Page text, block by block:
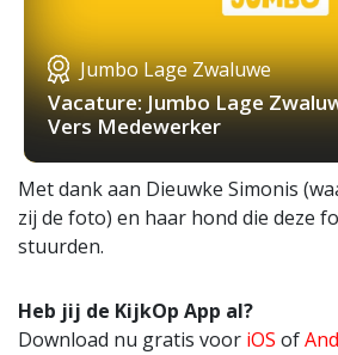
Jumbo Lage Zwaluwe
Vacature: Jumbo Lage
Vers Medewerker
Met dank aan Dieuwke Simonis
zij de foto) en haar hond die deze
stuurden.
Heb jij de KijkOp App al?
Download nu gratis voor iOS of